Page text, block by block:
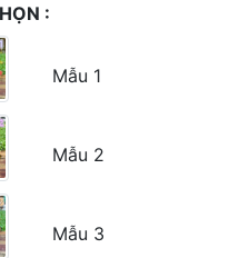
:
Mẫu 1
Mẫu 2
Mẫu 3